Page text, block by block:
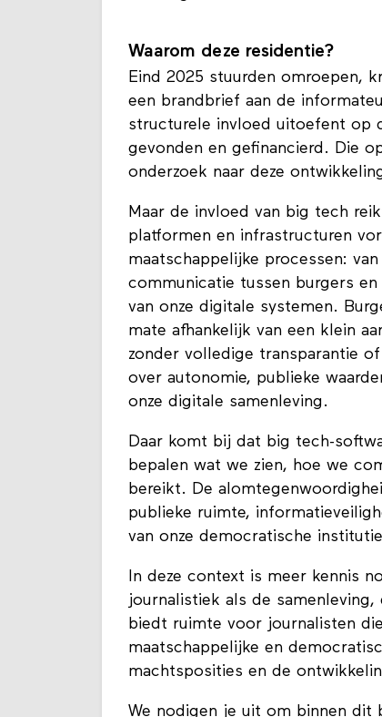
Waarom deze residentie?
Eind 2025 stuurden omroepen,
een brandbrief aan de
structurele invloed uitoefent op
gevonden en gefinancierd. Die
onderzoek naar deze
Maar de invloed van big tech
platformen en infrastructuren
maatschappelijke processen:
communicatie tussen burgers
van onze digitale systemen.
mate afhankelijk van een klein
zonder volledige transparantie
over autonomie, publieke
onze digitale samenleving.
Daar komt bij dat big tech-
bepalen wat we zien, hoe we
bereikt. De
publieke ruimte,
van onze democratische
In deze context is meer kennis
journalistiek als de
biedt ruimte voor journalisten
maatschappelijke en
machtsposities en de
We nodigen je uit om binnen dit